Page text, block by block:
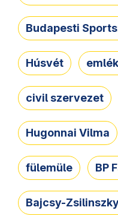
Budapesti
Húsvét
civil szervezet
Hugonnai Vilma
fülemüle BP
Bajcsy-